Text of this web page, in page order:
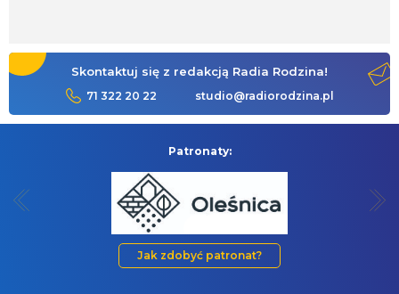
Skontaktuj się z redakcją Radia Rodzina!
71 322 20 22 studio@radiorodzina.pl
Patronaty:
Jak zdobyć patronat?